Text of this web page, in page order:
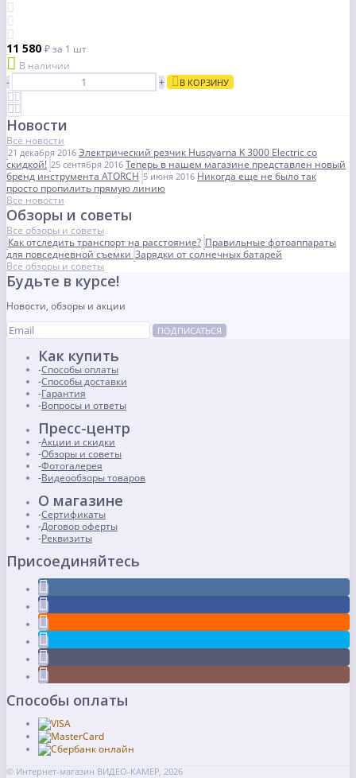
11 580 ₽за 1 шт
В наличии
-
+ В КОРЗИНУ
Новости
Все новости
21 декабря 2016 Электрический резчик Husqvarna K 3000 Electric со
скидкой! 25 сентября 2016 Теперь в нашем магазине представлен новый
бренд инструмента ATORCH 5 июня 2016 Никогда еще не было так
просто пропилить прямую линию
Все новости
Обзоры и советы
Все обзоры и советы
Как отследить транспорт на расстояние? Правильные фотоаппараты
для повседневной съемки Зарядки от солнечных батарей
Все обзоры и советы
Будьте в курсе!
Новости, обзоры и акции
ПОДПИСАТЬСЯ
Как купить
Способы оплаты
Способы доставки
Гарантия
Вопросы и ответы
Пресс-центр
Акции и скидки
Обзоры и советы
Фотогалерея
Видеообзоры товаров
О магазине
Сертификаты
Договор оферты
Реквизиты
Присоединяйтесь
Способы оплаты
© Интернет-магазин ВИДЕО-КАМЕР, 2026